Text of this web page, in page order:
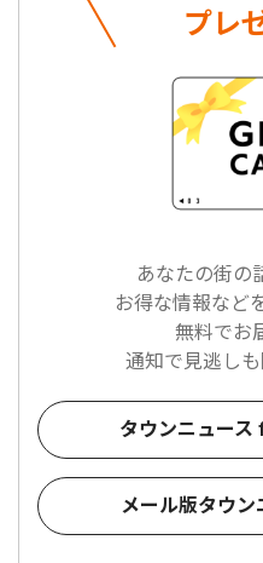
プレ
あなたの街の
お得な情報など
無料でお
通知で見逃し
タウンニュース
メール版タウン